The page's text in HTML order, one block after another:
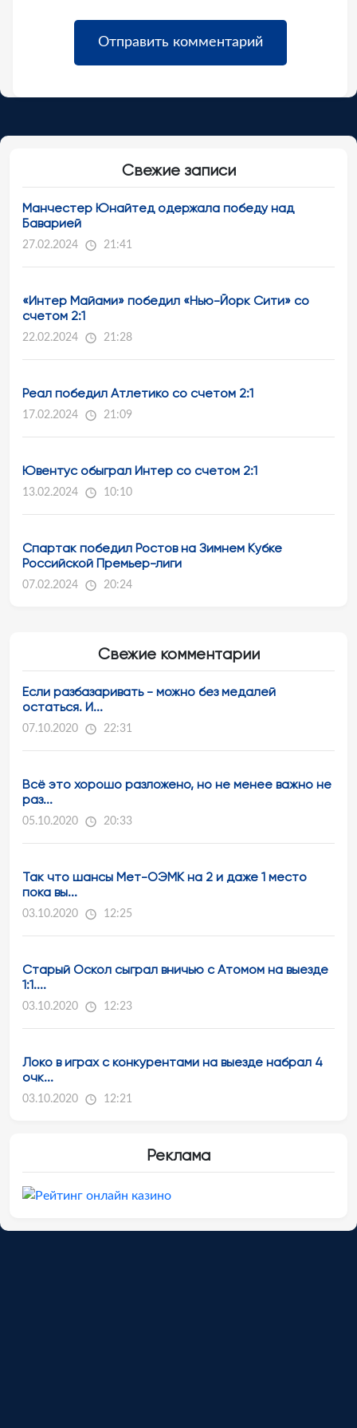
Свежие записи
Манчестер Юнайтед одержала победу над
Баварией
27.02.2024 21:41
«Интер Майами» победил «Нью-Йорк Сити» со
счетом 2:1
22.02.2024 21:28
Реал победил Атлетико со счетом 2:1
17.02.2024 21:09
Ювентус обыграл Интер со счетом 2:1
13.02.2024 10:10
Спартак победил Ростов на Зимнем Кубке
Российской Премьер-лиги
07.02.2024 20:24
Свежие комментарии
Если разбазаривать - можно без медалей
остаться. И...
07.10.2020 22:31
Всё это хорошо разложено, но не менее важно не
раз...
05.10.2020 20:33
Так что шансы Мет-ОЭМК на 2 и даже 1 место
пока вы...
03.10.2020 12:25
Старый Оскол сыграл вничью с Атомом на выезде
1:1....
03.10.2020 12:23
Локо в играх с конкурентами на выезде набрал 4
очк...
03.10.2020 12:21
Реклама